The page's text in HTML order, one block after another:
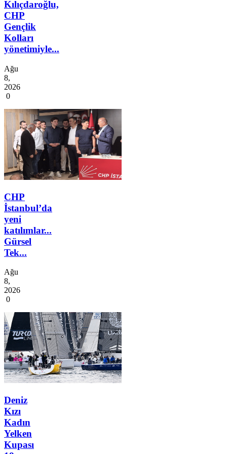
Kılıçdaroğlu,
CHP
Gençlik
Kolları
yönetimiyle...
Ağu
8,
2026
0
CHP
İstanbul’da
yeni
katılımlar...
Gürsel
Tek...
Ağu
8,
2026
0
Deniz
Kızı
Kadın
Yelken
Kupası